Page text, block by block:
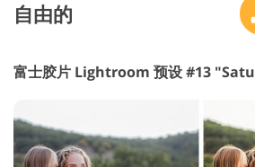
自由的
富士胶片 Lightroom 预设 #13